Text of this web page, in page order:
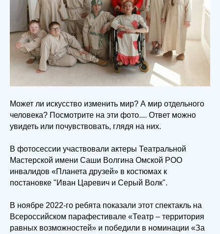
Может ли искусство изменить мир? А мир отдельного
человека? Посмотрите на эти фото.... Ответ можно
увидеть или почувствовать, глядя на них.
В фотосессии участвовали актеры Театральной
Мастерской имени Саши Волгина Омской РОО
инвалидов «Планета друзей» в костюмах к
постановке "Иван Царевич и Серый Волк".
В ноябре 2022-го ребята показали этот спектакль на
Всероссийском парафестивале «Театр – территория
равных возможностей» и победили в номинации «За